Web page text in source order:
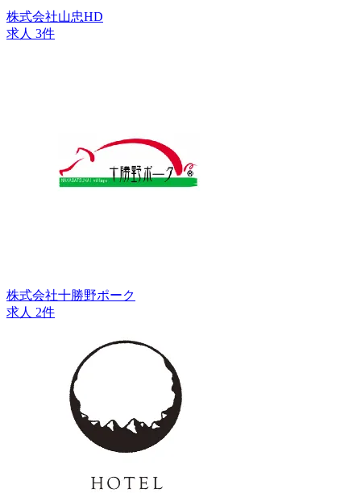
株式会社山忠HD
求人 3件
株式会社十勝野ポーク
求人 2件